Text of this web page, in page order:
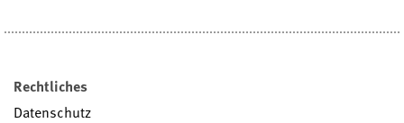
Rechtliches
Datenschutz